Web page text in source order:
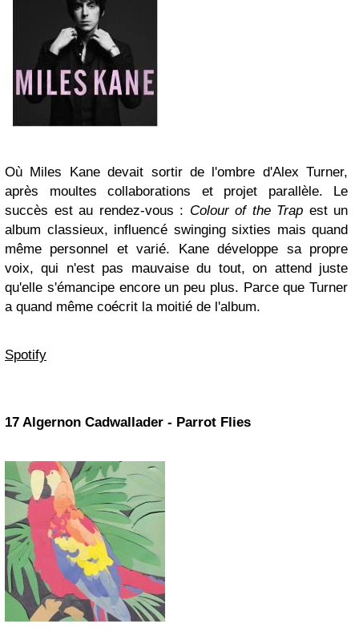
Où Miles Kane devait sortir de l'ombre d'Alex Turner,
après moultes collaborations et projet parallèle. Le
succès est au rendez-vous : Colour of the Trap est un
album classieux, influencé swinging sixties mais quand
même personnel et varié. Kane développe sa propre
voix, qui n'est pas mauvaise du tout, on attend juste
qu'elle s'émancipe encore un peu plus. Parce que Turner
a quand même coécrit la moitié de l'album.
Spotify
17 Algernon Cadwallader - Parrot Flies